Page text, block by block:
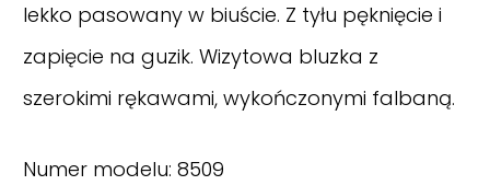
lekko pasowany w biuście. Z tyłu pęknięcie i
zapięcie na guzik. Wizytowa bluzka z
szerokimi rękawami, wykończonymi falbaną.
Numer modelu: 8509